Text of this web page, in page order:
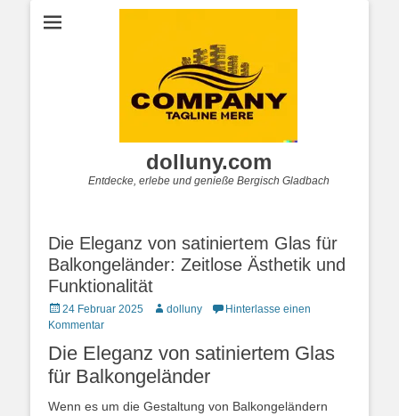
dolluny.com
Entdecke, erlebe und genieße Bergisch Gladbach
Die Eleganz von satiniertem Glas für
Balkongeländer: Zeitlose Ästhetik und
Funktionalität
Posted
on
24 Februar 2025 Autordolluny
Hinterlasse einen
Kommentar
Die Eleganz von satiniertem Glas
für Balkongeländer
Wenn es um die Gestaltung von Balkongeländern